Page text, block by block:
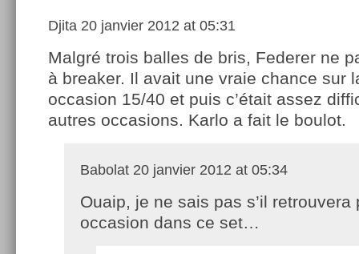
Djita 20 janvier 2012 at 05:31
Malgré trois balles de bris, Federer ne
à breaker. Il avait une vraie chance sur
occasion 15/40 et puis c’était assez
autres occasions. Karlo a fait le boulot.
Babolat 20 janvier 2012 at 05:34
Ouaip, je ne sais pas s’il retrouvera
occasion dans ce set…